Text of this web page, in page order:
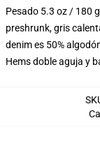
Pesado 5.3 oz / 180
preshrunk, gris
denim es 50%
Hems doble aguja y